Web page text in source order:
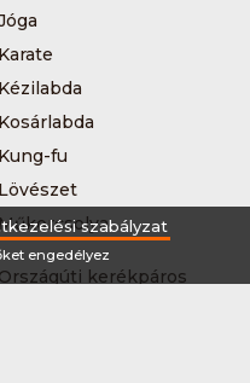
Karate
Kézilabda
Kosárlabda
Kung-fu
Lövészet
Országúti kerékpáros
szabályzat
engedélyez